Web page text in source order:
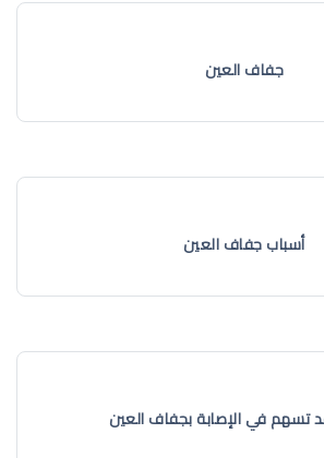
جفاف العين
أسباب جفاف العين
تسهم في الإصابة بجفاف العين